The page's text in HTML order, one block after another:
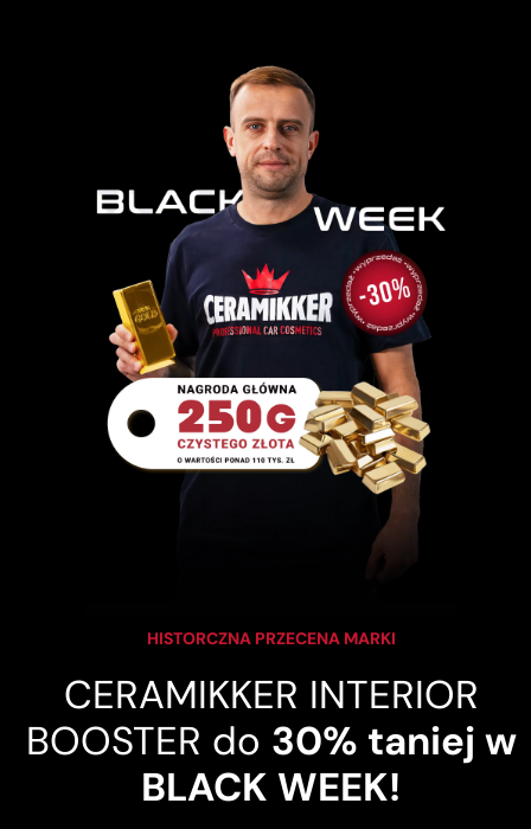
HISTORCZNA PRZECENA MARKI
CERAMIKKER INTERIOR
BOOSTER do 30% taniej w
BLACK WEEK!